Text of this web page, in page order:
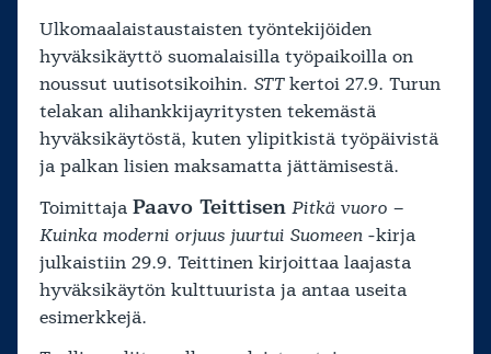
Ulkomaalaistaustaisten työntekijöiden
hyväksikäyttö suomalaisilla työpaikoilla on
noussut uutisotsikoihin. STTkertoi 27.9. Turun
telakan alihankkijayritysten tekemästä
hyväksikäytöstä, kuten ylipitkistä työpäivistä
ja palkan lisien maksamatta jättämisestä.
Toimittaja Paavo Teittisen Pitkä vuoro –
Kuinka moderni orjuus juurtui Suomeen-kirja
julkaistiin 29.9. Teittinen kirjoittaa laajasta
hyväksikäytön kulttuurista ja antaa useita
esimerkkejä.